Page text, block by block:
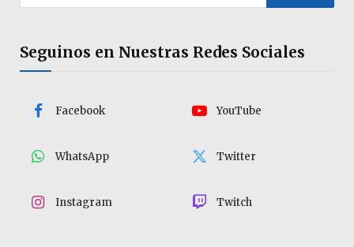
Seguinos en Nuestras Redes Sociales
Facebook YouTube
WhatsApp Twitter
Instagram Twitch